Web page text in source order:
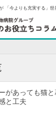
「今よりも充実する」世
があっても猫
と工夫